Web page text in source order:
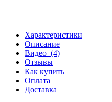
Характеристики
Описание
Видео (4)
Отзывы
Как купить
Оплата
Доставка